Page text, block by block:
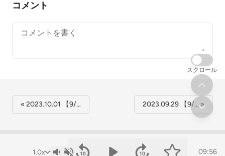
09:56
コメント
Your comment
« 2023.10.01 【9/… 2023.09.29 【9/… »
スクロール